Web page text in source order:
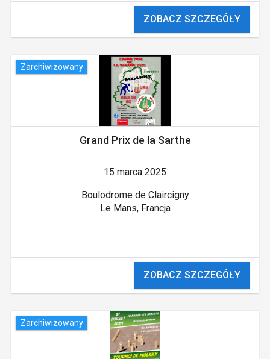
ZOBACZ SZCZEGÓŁY
Zarchiwizowany
Grand Prix de la Sarthe
15 marca 2025
Boulodrome de Claircigny
Le Mans, Francja
ZOBACZ SZCZEGÓŁY
Zarchiwizowany